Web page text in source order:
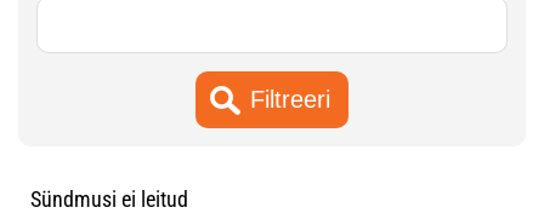
Sündmusi ei leitud